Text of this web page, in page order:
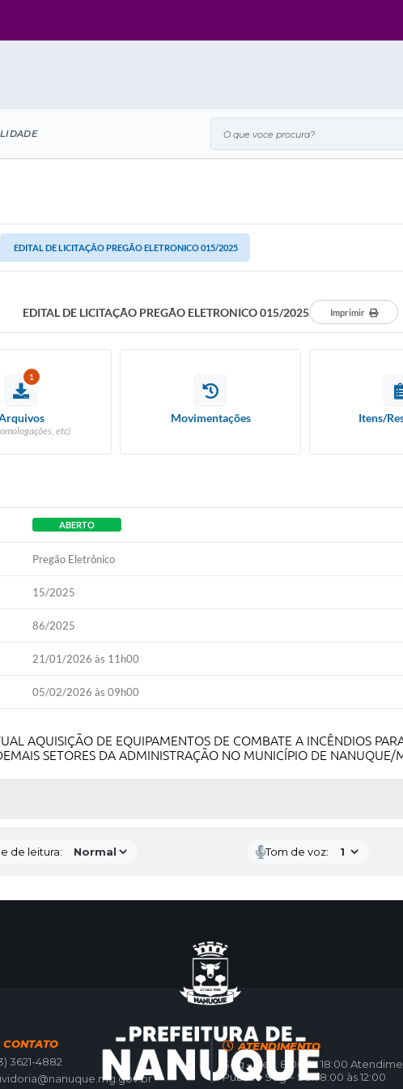
O que voce procura?
EDITAL DE LICITAÇÃO PREGÃO ELETRONICO 015/2025
EDITAL DE LICITAÇÃO PREGÃO ELETRONICO 015/2025 Imprimir
1
etc)
Movimentações Itens/
ABERTO
Pregão Eletrônico
15/2025
86/2025
21/01/2026 às 11h00
05/02/2026 às 09h00
AQUISIÇÃO DE EQUIPAMENTOS DE COMBATE A INCÊNDIOS
SETORES DA ADMINISTRAÇÃO NO MUNICÍPIO DE NANUQUE/
de leitura: Tom de voz:
CONTATO
3621-4882
ATENDIMENTO
Seg – Sex: 8:00 às 18:00
Público Seg – Sex 8:00 às 12:00